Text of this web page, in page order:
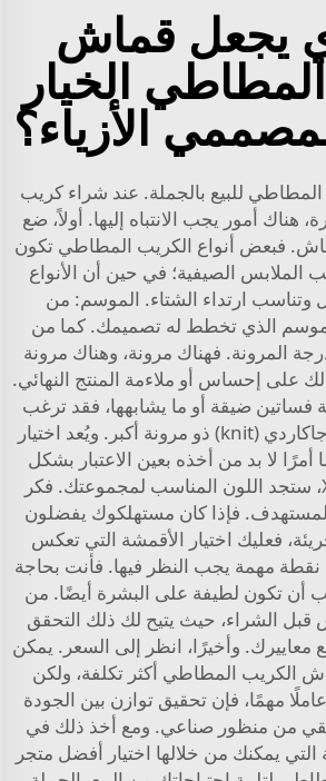
يجعل قماش
الخيار
الأزياء؟
للبيع بالجملة. عند شراء كريب
هناك أمور يجب الانتباه إليها. أولاً، ضع
فبعض أنواع الكريب المطاطي تكون
الملابس الصيفية؛ في حين أن الأنواع
وتناسب ارتداء الشتاء. الموسم: من
الذي تخطط له تصميمك. كما من
المرونة. فهناك مرونة، وهناك مرونة
على إحساس أو ملاءمة المنتج النهائي.
فساتين ضيقة أو ما يشابهها، فقد ترغب
في استخدام قماش جاكاردي (knit) ذو مرونة أكبر. ويُعد اختيار
أمرًا لا بد من أخذه بعين الاعتبار بشكل
واضح. في Xinyang، ستجد اللون المناسب لمجموعتك. فكر
فإذا كان مستهلكوك يفضلون
فعليك اختيار الأقمشة التي تعكس
مهمة يجب النظر فيها. فأنت بحاجة
أن تكون لطيفة على البشرة أيضًا. من
قبل الشراء، حيث يتيح لك ذلك التحقق
معاييرك. وأخيرًا، انظر إلى السعر. يمكن
الكريب المطاطي أكثر تكلفة، ولكن
مهمًا، فإن تحقيق توازن بين الجودة
من منظور صناعي. ومع أخذ ذلك في
التي يمكنك من خلالها اختيار أفضل متجر